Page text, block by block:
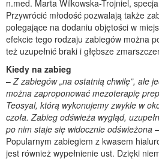
n.med. Marta Wilkowska-Trojniel,
Przywrócić młodość pozwalają także
polegające na dodaniu objętości w
efekcie tego rodzaju zabiegów można
też uzupełnić braki i głębsze
Kiedy na zabieg
–Z zabiegów „na ostatnią chwilę”, ale
można zaproponować mezoterapię
Teosyal, którą wykonujemy zwykle w
czoła. Zabieg odświeża wygląd,
po nim staje się widocznie odświeżona
Popularnym zabiegiem z kwasem
jest również wypełnienie ust. Dzięki